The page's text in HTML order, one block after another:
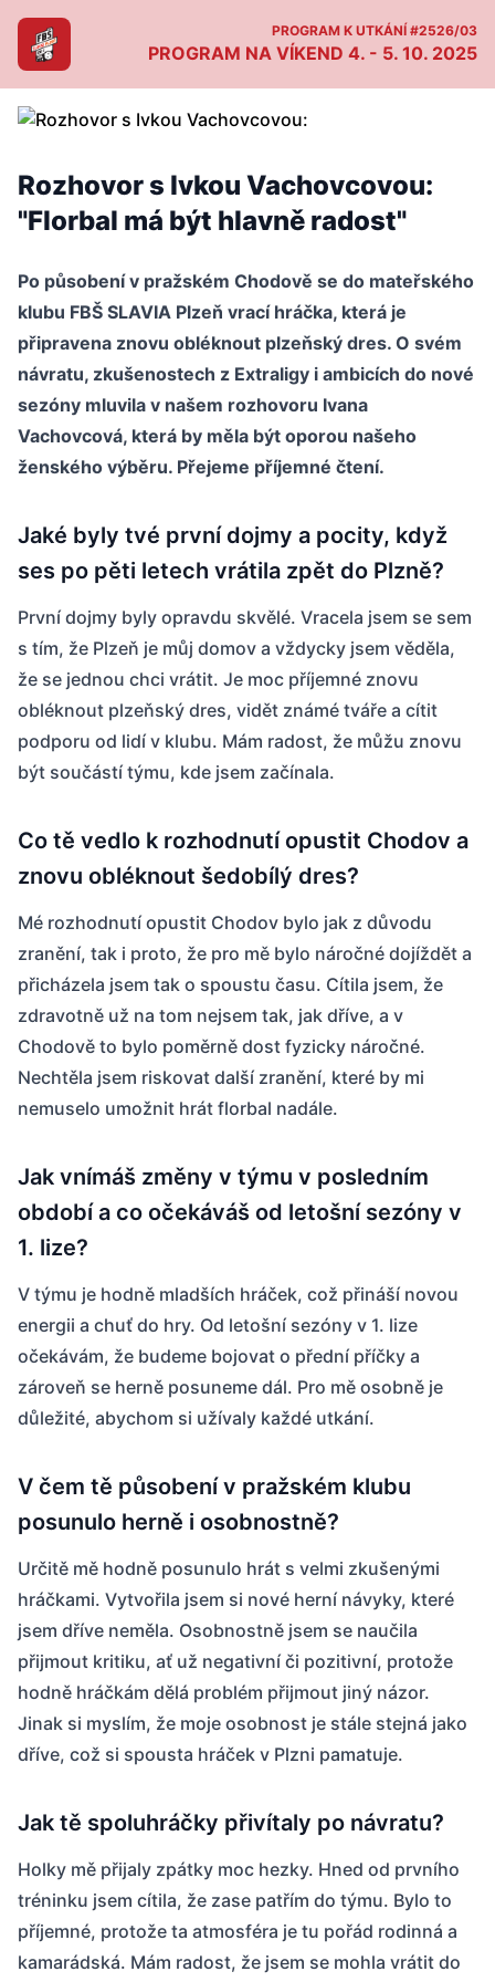
PROGRAM K UTKÁNÍ #2526/03
PROGRAM NA VÍKEND 4. - 5. 10. 2025
Rozhovor s Ivkou Vachovcovou:
"Florbal má být hlavně radost"
Po působení v pražském Chodově se do mateřského
klubu FBŠ SLAVIA Plzeň vrací hráčka, která je
připravena znovu obléknout plzeňský dres. O svém
návratu, zkušenostech z Extraligy i ambicích do nové
sezóny mluvila v našem rozhovoru Ivana
Vachovcová, která by měla být oporou našeho
ženského výběru. Přejeme příjemné čtení.
Jaké byly tvé první dojmy a pocity, když
ses po pěti letech vrátila zpět do Plzně?
První dojmy byly opravdu skvělé. Vracela jsem se sem
s tím, že Plzeň je můj domov a vždycky jsem věděla,
že se jednou chci vrátit. Je moc příjemné znovu
obléknout plzeňský dres, vidět známé tváře a cítit
podporu od lidí v klubu. Mám radost, že můžu znovu
být součástí týmu, kde jsem začínala.
Co tě vedlo k rozhodnutí opustit Chodov a
znovu obléknout šedobílý dres?
Mé rozhodnutí opustit Chodov bylo jak z důvodu
zranění, tak i proto, že pro mě bylo náročné dojíždět a
přicházela jsem tak o spoustu času. Cítila jsem, že
zdravotně už na tom nejsem tak, jak dříve, a v
Chodově to bylo poměrně dost fyzicky náročné.
Nechtěla jsem riskovat další zranění, které by mi
nemuselo umožnit hrát florbal nadále.
Jak vnímáš změny v týmu v posledním
období a co očekáváš od letošní sezóny v
1. lize?
V týmu je hodně mladších hráček, což přináší novou
energii a chuť do hry. Od letošní sezóny v 1. lize
očekávám, že budeme bojovat o přední příčky a
zároveň se herně posuneme dál. Pro mě osobně je
důležité, abychom si užívaly každé utkání.
V čem tě působení v pražském klubu
posunulo herně i osobnostně?
Určitě mě hodně posunulo hrát s velmi zkušenými
hráčkami. Vytvořila jsem si nové herní návyky, které
jsem dříve neměla. Osobnostně jsem se naučila
přijmout kritiku, ať už negativní či pozitivní, protože
hodně hráčkám dělá problém přijmout jiný názor.
Jinak si myslím, že moje osobnost je stále stejná jako
dříve, což si spousta hráček v Plzni pamatuje.
Jak tě spoluhráčky přivítaly po návratu?
Holky mě přijaly zpátky moc hezky. Hned od prvního
tréninku jsem cítila, že zase patřím do týmu. Bylo to
příjemné, protože ta atmosféra je tu pořád rodinná a
kamarádská. Mám radost, že jsem se mohla vrátit do